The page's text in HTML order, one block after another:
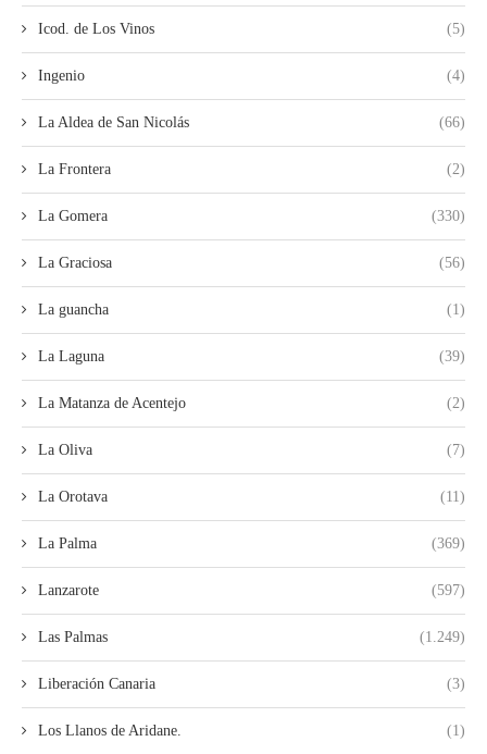
Icod. de Los Vinos (5)
Ingenio (4)
La Aldea de San Nicolás (66)
La Frontera (2)
La Gomera (330)
La Graciosa (56)
La guancha (1)
La Laguna (39)
La Matanza de Acentejo (2)
La Oliva (7)
La Orotava (11)
La Palma (369)
Lanzarote (597)
Las Palmas (1.249)
Liberación Canaria (3)
Los Llanos de Aridane. (1)